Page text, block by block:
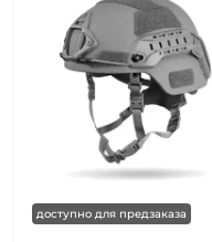
доступно для предзаказа